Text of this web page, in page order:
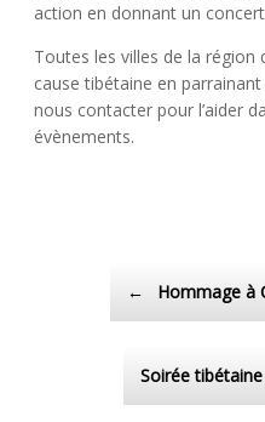
action en donnant un
Toutes les villes de la
cause tibétaine en
nous contacter pour l’aider
évènements.
← Hommage à
Soirée